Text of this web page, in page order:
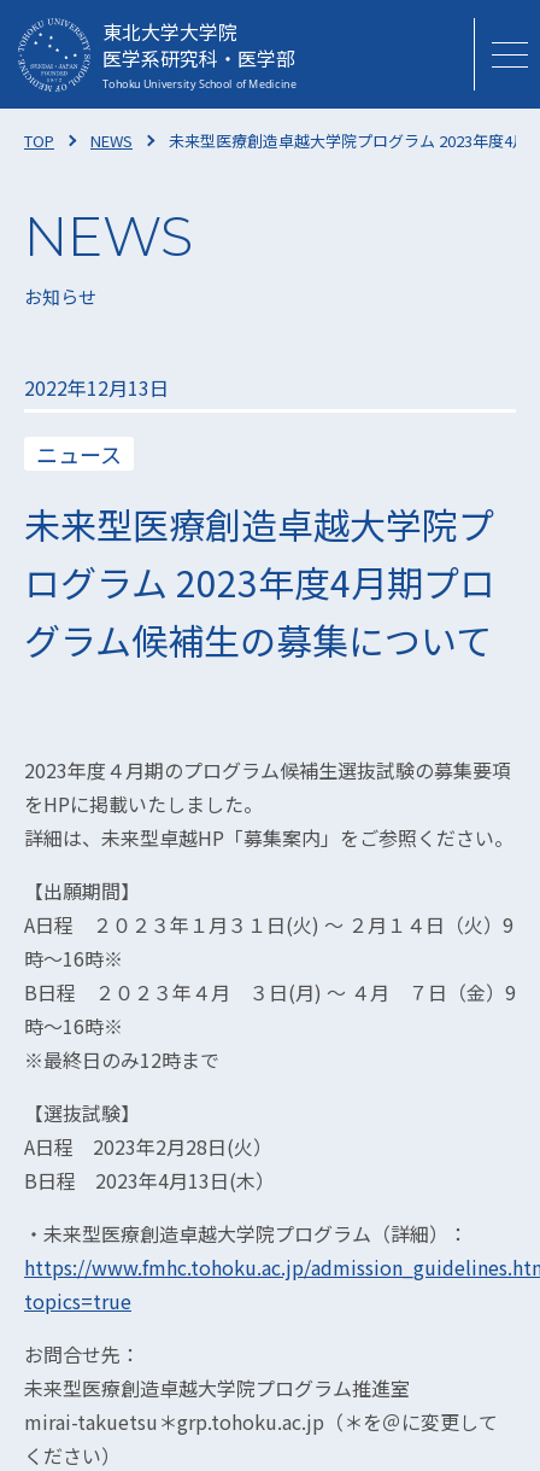
東北大学大学院
医学系研究科・医学部
TOP NEWS 未来型医療創造卓越大学院プログラム 2023年度4月
お知らせ
2022年12月13日
ニュース
未来型医療創造卓越大学院プ
ログラム 2023年度4月期プロ
グラム候補生の募集について
2023年度４月期のプログラム候補生選抜試験の募集要項
をHPに掲載いたしました。
詳細は、未来型卓越HP「募集案内」をご参照ください。
【出願期間】
A日程 ２０２３年１月３１日(火) ～ ２月１４日（火）9
時～16時※
B日程 ２０２３年４月 ３日(月) ～ ４月 ７日（金）9
時～16時※
※最終日のみ12時まで
【選抜試験】
A日程 2023年2月28日(火）
B日程 2023年4月13日(木）
・未来型医療創造卓越大学院プログラム（詳細）：
https://www.fmhc.tohoku.ac.jp/
topics=true
お問合せ先：
未来型医療創造卓越大学院プログラム推進室
mirai-takuetsu＊grp.tohoku.ac.jp（＊を＠に変更して
ください）